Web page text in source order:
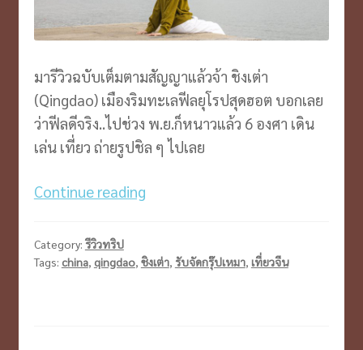
มารีวิวฉบับเต็มตามสัญญาแล้วจ้า ชิงเต่า
(Qingdao) เมืองริมทะเลฟีลยุโรปสุดฮอต บอกเลย
ว่าฟีลดีจริง..ไปช่วง พ.ย.ก็หนาวแล้ว 6 องศา เดิน
เล่น เที่ยว ถ่ายรูปชิล ๆ ไปเลย
Continue readingชิง
6วัน
Category: รีวิวทริป
Tags: china, qingdao, ชิงเต่า, รับจัดกรุ๊ปเหมา, เที่ยวจีน